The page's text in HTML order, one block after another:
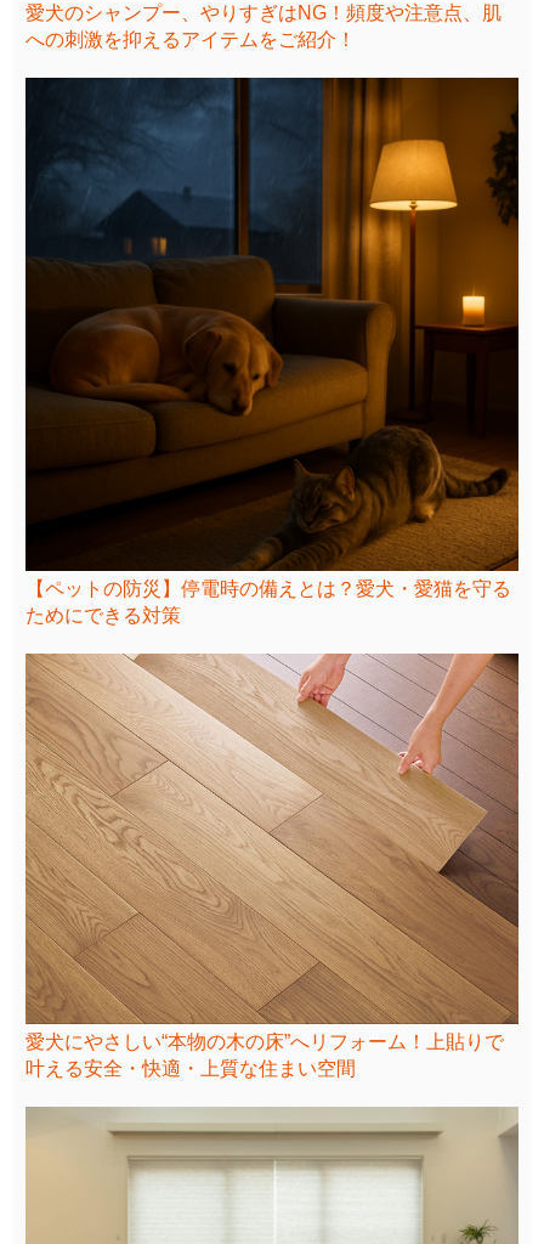
愛犬のシャンプー、やりすぎはNG！頻度や注意点、肌
への刺激を抑えるアイテムをご紹介！
【ペットの防災】停電時の備えとは？愛犬・愛猫を守る
ためにできる対策
愛犬にやさしい“本物の木の床”へリフォーム！上貼りで
叶える安全・快適・上質な住まい空間